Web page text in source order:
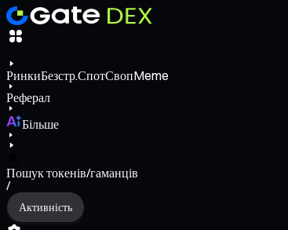
РинкиБезстр.СпотСвопMeme
Реферал
Більше
Пошук токенів/гаманців
/
Активність